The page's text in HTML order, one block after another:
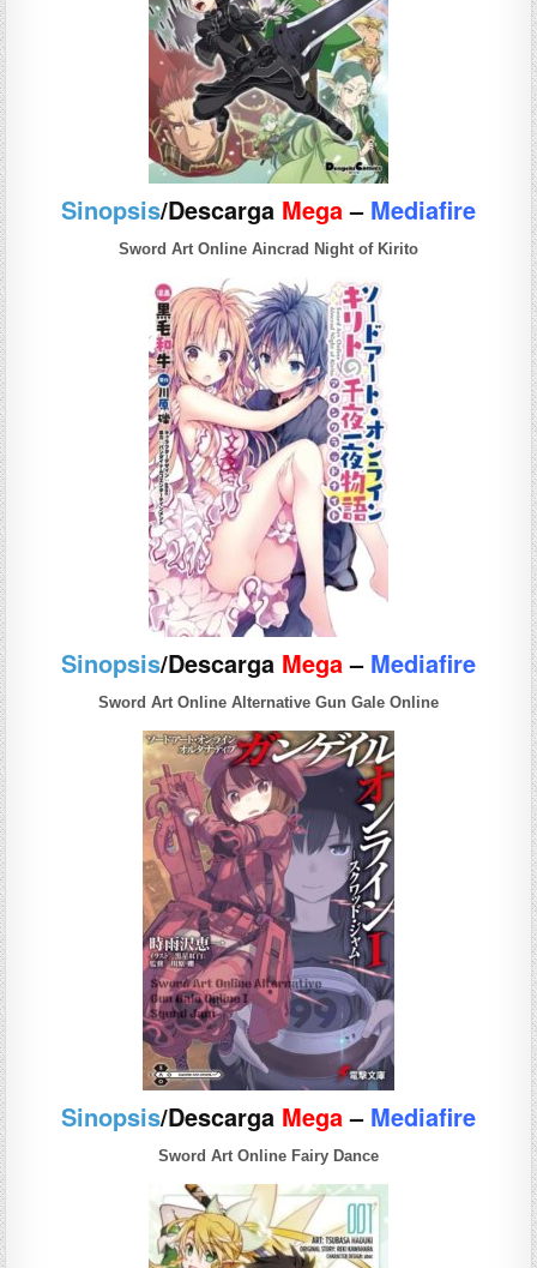
Sinopsis/Descarga Mega– Mediafire
Sword Art Online Aincrad Night of Kirito
Sinopsis/Descarga Mega– Mediafire
Sword Art Online Alternative Gun Gale Online
Sinopsis/Descarga Mega– Mediafire
Sword Art Online Fairy Dance